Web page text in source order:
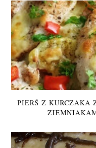
PIERŚ Z KURCZAKA